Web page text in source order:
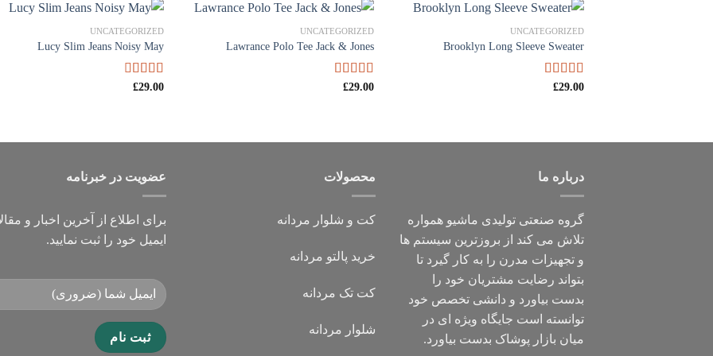
UNCATEGORIZED
Brooklyn Long Sleeve Sweater
امتیاز£29.00
UNCATEGORIZED
Lawrance Polo Tee Jack & Jones
امتیاز
£29.00
UNCATEGORIZED
Lucy Slim Jeans Noisy May
امتیاز£29.00
درباره ما
گروه صنعتی تولیدی ماشیو همواره
تلاش می کند از بروزترین سیستم ها
و تجهیزات مدرن را به کار گیرد تا
بتواند رضایت مشتریان خود را
بدست بیاورد و دانشی تخصص خود
توانسته است جایگاه ویژه ای در
میان بازار پوشاک بدست بیاورد.
محصولات
کت و شلوار مردانه
خرید پالتو مردانه
کت تک مردانه
شلوار مردانه
عضویت در خبرنامه
برای اطلاع از آخرین اخبار و
ایمیل خود را ثبت نمایید.